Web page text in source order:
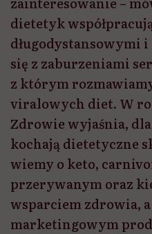
dietetyk
długodystansowymi
się z zaburzeniami
z którym
viralowych diet. W
Zdrowie wyjaśnia,
kochają dietetyczne
wiemy o keto,
przerywanym oraz
wsparciem zdrowia,
marketingowym